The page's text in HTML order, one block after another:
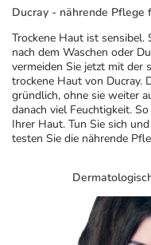
Ducray - nährende Pflege
Trockene Haut ist
nach dem Waschen oder
vermeiden Sie jetzt mit der
trockene Haut von Ducray.
gründlich, ohne sie weiter
danach viel Feuchtigkeit.
Ihrer Haut. Tun Sie sich
testen Sie die nährende